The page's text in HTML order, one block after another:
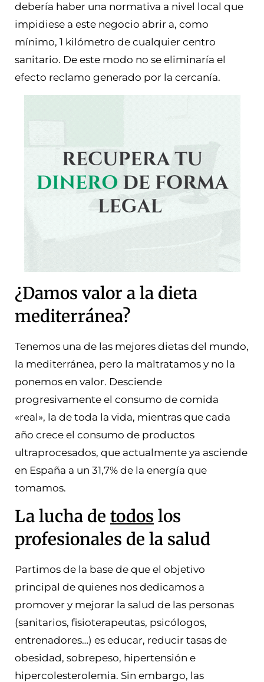
debería haber una normativa a nivel local que
impidiese a este negocio abrir a, como
mínimo, 1 kilómetro de cualquier centro
sanitario. De este modo no se eliminaría el
efecto reclamo generado por la cercanía.
¿Damos valor a la dieta
mediterránea?
Tenemos una de las mejores dietas del mundo,
la mediterránea, pero la maltratamos y no la
ponemos en valor. Desciende
progresivamente el consumo de comida
«real», la de toda la vida, mientras que cada
año crece el consumo de productos
ultraprocesados, que actualmente ya asciende
en España a un 31,7% de la energía que
tomamos.
La lucha de todos los
profesionales de la salud
Partimos de la base de que el objetivo
principal de quienes nos dedicamos a
promover y mejorar la salud de las personas
(sanitarios, fisioterapeutas, psicólogos,
entrenadores…) es educar, reducir tasas de
obesidad, sobrepeso, hipertensión e
hipercolesterolemia. Sin embargo, las